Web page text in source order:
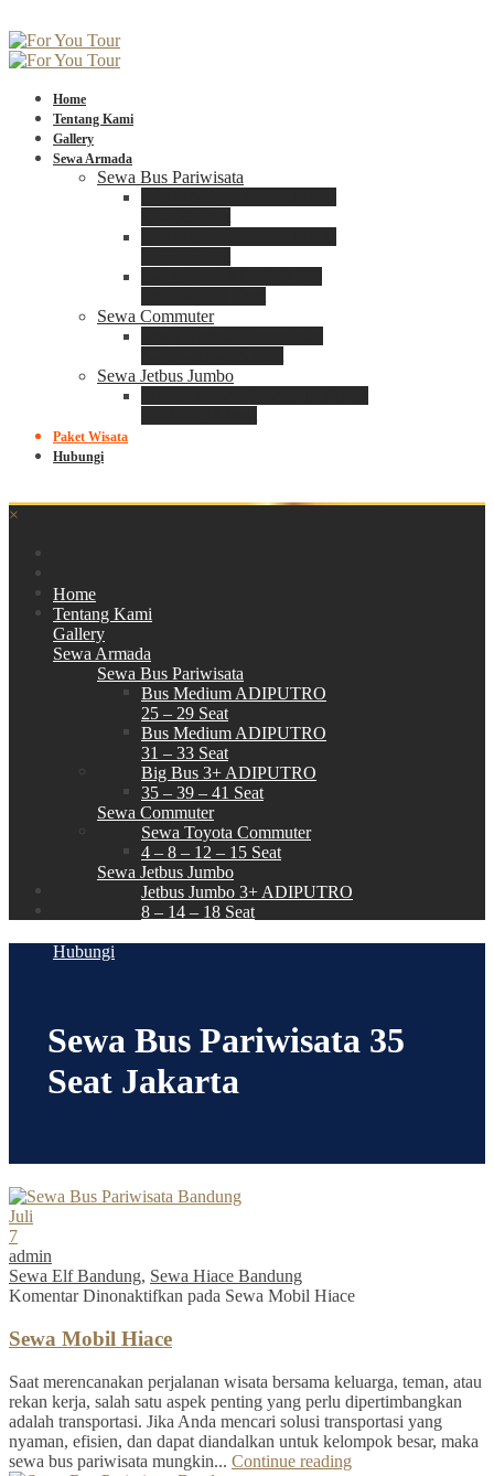
Home
Tentang Kami
Gallery
Sewa Armada
Sewa Bus Pariwisata
Sewa Commuter
Sewa Jetbus Jumbo
Paket Wisata
Hubungi
×
Home
Tentang Kami
Gallery
Sewa Armada
Sewa Bus Pariwisata
Bus Medium ADIPUTRO
25 – 29 Seat
Bus Medium ADIPUTRO
31 – 33 Seat
Big Bus 3+ ADIPUTRO
35 – 39 – 41 Seat
Sewa Commuter
Sewa Toyota Commuter
4 – 8 – 12 – 15 Seat
Sewa Jetbus Jumbo
Jetbus Jumbo 3+ ADIPUTRO
8 – 14 – 18 Seat
Hubungi
Sewa Bus Pariwisata 35
Seat Jakarta
Juli
7
admin
Sewa Elf Bandung, Sewa Hiace Bandung
Komentar Dinonaktifkan pada Sewa Mobil Hiace
Sewa Mobil Hiace
Saat merencanakan perjalanan wisata bersama keluarga, teman, atau
rekan kerja, salah satu aspek penting yang perlu dipertimbangkan
adalah transportasi. Jika Anda mencari solusi transportasi yang
nyaman, efisien, dan dapat diandalkan untuk kelompok besar, maka
sewa bus pariwisata mungkin... Continue reading